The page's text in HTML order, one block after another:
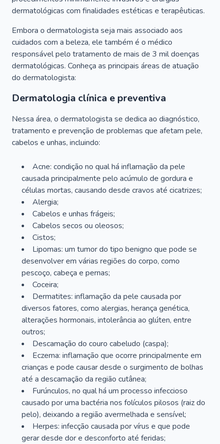
dermatológicas com finalidades estéticas e terapêuticas.
Embora o dermatologista seja mais associado aos
cuidados com a beleza, ele também é o médico
responsável pelo tratamento de mais de 3 mil doenças
dermatológicas. Conheça as principais áreas de atuação
do dermatologista:
Dermatologia clínica e preventiva
Nessa área, o dermatologista se dedica ao diagnóstico,
tratamento e prevenção de problemas que afetam pele,
cabelos e unhas, incluindo:
Acne: condição no qual há inflamação da pele
causada principalmente pelo acúmulo de gordura e
células mortas, causando desde cravos até cicatrizes;
Alergia;
Cabelos e unhas frágeis;
Cabelos secos ou oleosos;
Cistos;
Lipomas: um tumor do tipo benigno que pode se
desenvolver em várias regiões do corpo, como
pescoço, cabeça e pernas;
Coceira;
Dermatites: inflamação da pele causada por
diversos fatores, como alergias, herança genética,
alterações hormonais, intolerância ao glúten, entre
outros;
Descamação do couro cabeludo (caspa);
Eczema: inflamação que ocorre principalmente em
crianças e pode causar desde o surgimento de bolhas
até a descamação da região cutânea;
Furúnculos, no qual há um processo infeccioso
causado por uma bactéria nos folículos pilosos (raiz do
pelo), deixando a região avermelhada e sensível;
Herpes: infecção causada por vírus e que pode
gerar desde dor e desconforto até feridas;